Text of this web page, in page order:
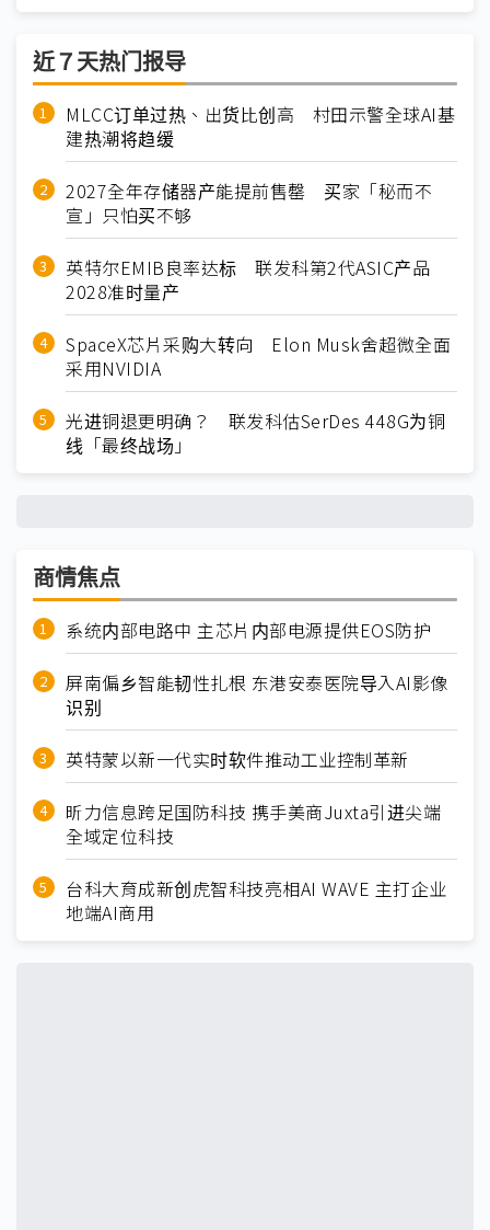
近７天热门报导
MLCC订单过热、出货比创高 村田示警全球AI基
建热潮将趋缓
2027全年存储器产能提前售罄 买家「秘而不
宣」只怕买不够
英特尔EMIB良率达标 联发科第2代ASIC产品
2028准时量产
SpaceX芯片采购大转向 Elon Musk舍超微全面
采用NVIDIA
光进铜退更明确？ 联发科估SerDes 448G为铜
线「最终战场」
商情焦点
系统内部电路中 主芯片内部电源提供EOS防护
屏南偏乡智能韧性扎根 东港安泰医院导入AI影像
识别
英特蒙以新一代实时软件推动工业控制革新
昕力信息跨足国防科技 携手美商Juxta引进尖端
全域定位科技
台科大育成新创虎智科技亮相AI WAVE 主打企业
地端AI商用